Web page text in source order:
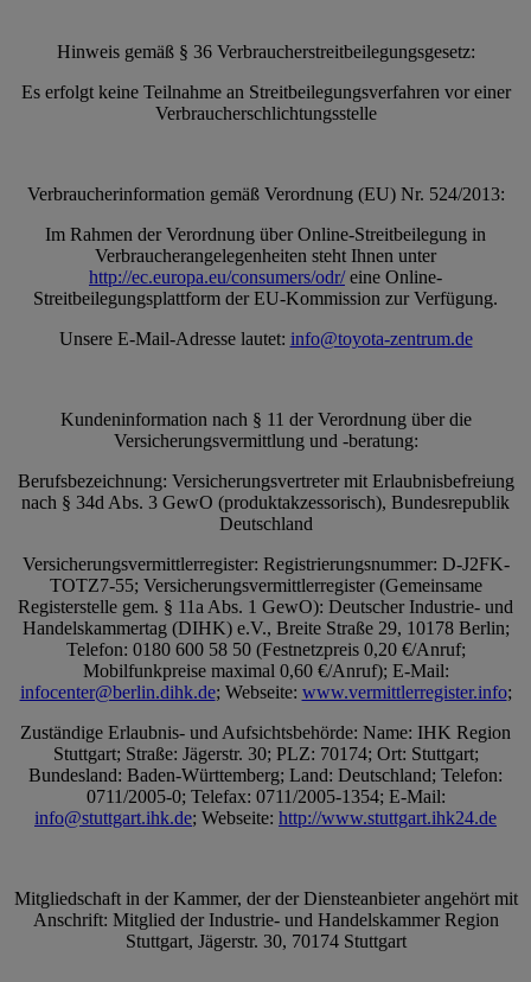
Hinweis gemäß § 36 Verbraucherstreitbeilegungsgesetz:
Es erfolgt keine Teilnahme an Streitbeilegungsverfahren vor einer
Verbraucherschlichtungsstelle
Verbraucherinformation gemäß Verordnung (EU) Nr. 524/2013:
Im Rahmen der Verordnung über Online-Streitbeilegung in
Verbraucherangelegenheiten steht Ihnen unter
http://ec.europa.eu/consumers/odr/eine Online-
Streitbeilegungsplattform der EU-Kommission zur Verfügung.
Unsere E-Mail-Adresse lautet: info@toyota-zentrum.de
Kundeninformation nach § 11 der Verordnung über die
Versicherungsvermittlung und -beratung:
Berufsbezeichnung: Versicherungsvertreter mit Erlaubnisbefreiung
nach § 34d Abs. 3 GewO (produktakzessorisch), Bundesrepublik
Deutschland
Versicherungsvermittlerregister: Registrierungsnummer: D-J2FK-
TOTZ7-55; Versicherungsvermittlerregister (Gemeinsame
Registerstelle gem. § 11a Abs. 1 GewO): Deutscher Industrie- und
Handelskammertag (DIHK) e.V., Breite Straße 29, 10178 Berlin;
Telefon: 0180 600 58 50 (Festnetzpreis 0,20 €/Anruf;
Mobilfunkpreise maximal 0,60 €/Anruf); E-Mail:
infocenter@berlin.dihk.de; Webseite: www.vermittlerregister.info;
Zuständige Erlaubnis- und Aufsichtsbehörde: Name: IHK Region
Stuttgart; Straße: Jägerstr. 30; PLZ: 70174; Ort: Stuttgart;
Bundesland: Baden-Württemberg; Land: Deutschland; Telefon:
0711/2005-0; Telefax: 0711/2005-1354; E-Mail:
info@stuttgart.ihk.de; Webseite: http://www.stuttgart.ihk24.de
Mitgliedschaft in der Kammer, der der Diensteanbieter angehört mit
Anschrift: Mitglied der Industrie- und Handelskammer Region
Stuttgart, Jägerstr. 30, 70174 Stuttgart